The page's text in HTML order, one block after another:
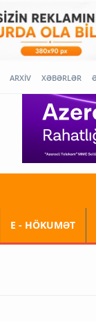
ARXİV XƏBƏRLƏR
E - HÖKUMƏT